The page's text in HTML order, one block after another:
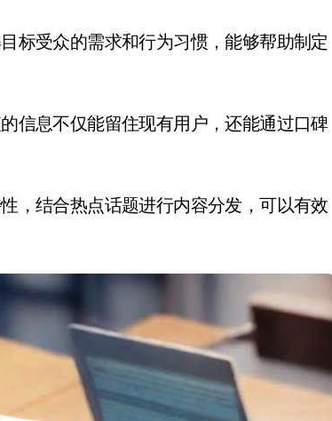
信息不仅能留住现有用户，还能通过口碑
，结合热点话题进行内容分发，可以有效